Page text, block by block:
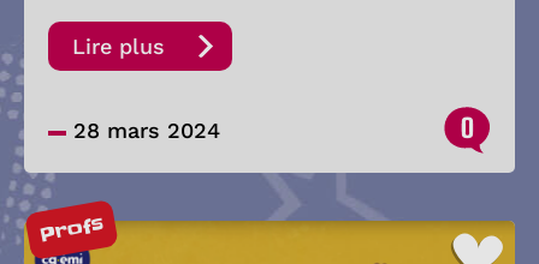
Lire plus
28 mars 2024 0
Profs